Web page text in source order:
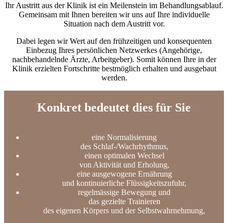
Ihr Austritt aus der Klinik ist ein Meilenstein im Behandlungsablauf.
Gemeinsam mit Ihnen bereiten wir uns auf Ihre individuelle
Situation nach dem Austritt vor.
Dabei legen wir Wert auf den frühzeitigen und konsequenten
Einbezug Ihres persönlichen Netzwerkes (Angehörige,
nachbehandelnde Ärzte, Arbeitgeber). Somit können Ihre in der
Klinik erzielten Fortschritte bestmöglich erhalten und ausgebaut
werden.
Konkret bedeutet dies für Sie
eine Normalisierung
des Schlaf-/Wachrhythmus,
einen optimalen Wechsel
von Aktivität und Erholung,
eine ausgewogene Ernährung
und kontinuierliche Flüssigkeitszufuhr,
regelmässige Bewegung und
das gezielte Trainieren
des eigenen Körpers und der Selbstwahrnehmung,